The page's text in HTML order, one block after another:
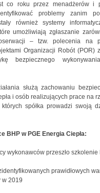
co roku przez menadżerów i
problemy zanim
również systemy
umożliwiają zgłaszanie
– tzw. polecenia na
Organizacji Robót (POR)
bezpiecznego
służą zachowaniu
i osób realizujących prace na
spółka prowadzi swoją
BHP w PGE Energia Ciepła:
wykonawców przeszło szkolenie
prawidłowych
w 2019